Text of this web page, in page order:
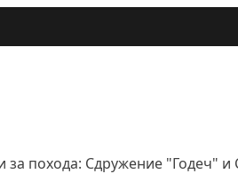
за похода: Сдружение "Годеч" и